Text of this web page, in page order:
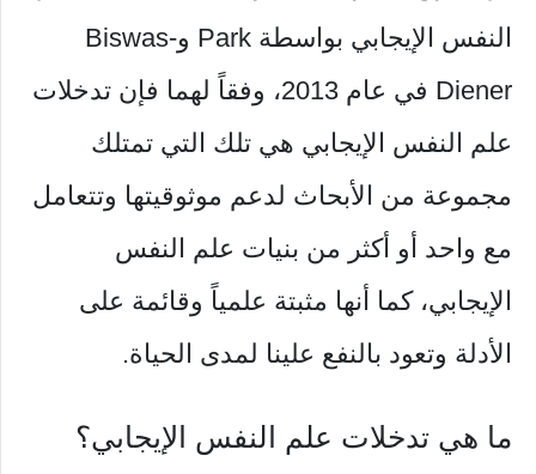
النفس الإيجابي بواسطة Park وBiswas-
Diener في عام 2013، وفقاً لهما فإن تدخلات
علم النفس الإيجابي هي تلك التي تمتلك
مجموعة من الأبحاث لدعم موثوقيتها وتتعامل
مع واحد أو أكثر من بنيات علم النفس
الإيجابي، كما أنها مثبتة علمياً وقائمة على
الأدلة وتعود بالنفع علينا لمدى الحياة.
ما هي تدخلات علم النفس الإيجابي؟